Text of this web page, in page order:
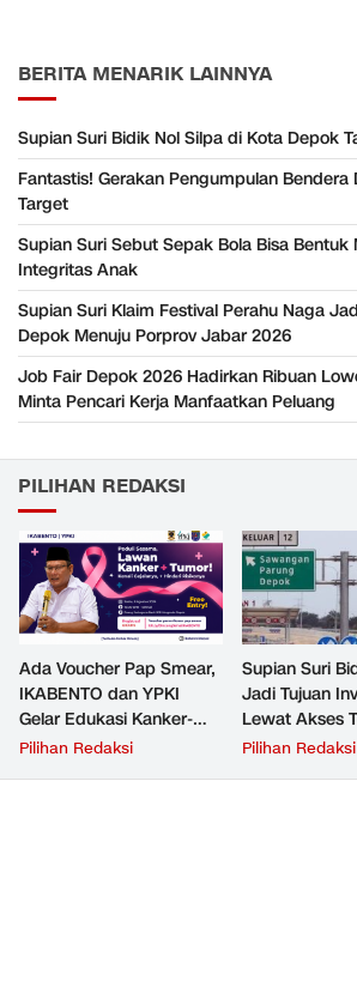
BERITA MENARIK LAINNYA
Supian Suri Bidik Nol Silpa di Kota Depok
Fantastis! Gerakan Pengumpulan
Target
Supian Suri Sebut Sepak Bola Bisa Bentuk
Integritas Anak
Supian Suri Klaim Festival Perahu Naga
Depok Menuju Porprov Jabar 2026
Job Fair Depok 2026 Hadirkan Ribuan
Minta Pencari Kerja Manfaatkan Peluang
PILIHAN REDAKSI
Ada Voucher Pap Smear,
IKABENTO dan YPKI
Gelar Edukasi Kanker-
Tumor Gratis di Depok
Pilihan Redaksi
Supian Suri
Jadi Tujuan
Lewat Akses
Pilihan Redaksi